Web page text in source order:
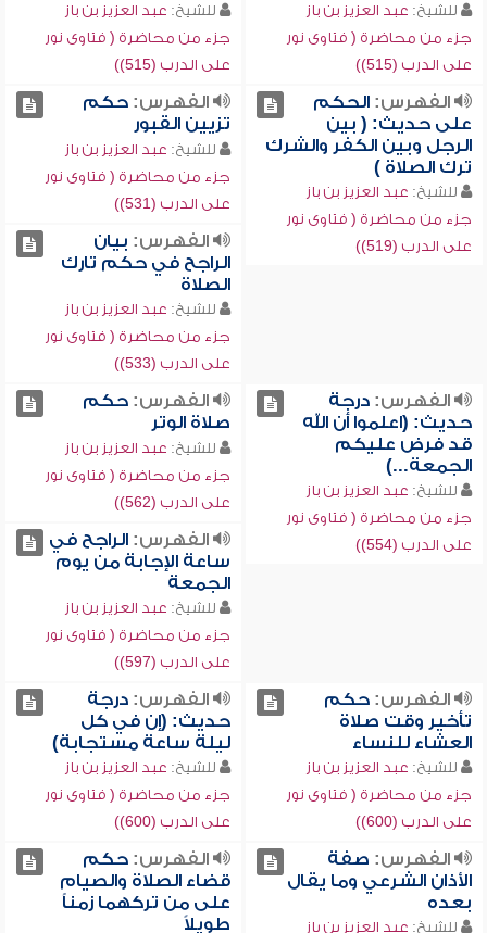
للشيخ: عبد العزيز بن باز
جزء من محاضرة ( فتاوى نور
على الدرب (515))
للشيخ: عبد العزيز بن باز
جزء من محاضرة ( فتاوى نور
على الدرب (515))
الفهرس:الحكم
على حديث: ( بين
الرجل وبين الكفر والشرك
ترك الصلاة )
للشيخ: عبد العزيز بن باز
جزء من محاضرة ( فتاوى نور
على الدرب (519))
الفهرس:حكم
تزيين القبور
للشيخ: عبد العزيز بن باز
جزء من محاضرة ( فتاوى نور
على الدرب (531))
الفهرس: بيان
الراجح في حكم تارك
الصلاة
للشيخ: عبد العزيز بن باز
جزء من محاضرة ( فتاوى نور
على الدرب (533))
الفهرس:درجة
حديث: (اعلموا أن الله
قد فرض عليكم
الجمعة...)
للشيخ: عبد العزيز بن باز
جزء من محاضرة ( فتاوى نور
على الدرب (554))
الفهرس:حكم
صلاة الوتر
للشيخ: عبد العزيز بن باز
جزء من محاضرة ( فتاوى نور
على الدرب (562))
الفهرس:الراجح في
ساعة الإجابة من يوم
الجمعة
للشيخ: عبد العزيز بن باز
جزء من محاضرة ( فتاوى نور
على الدرب (597))
الفهرس:حكم
تأخير وقت صلاة
العشاء للنساء
للشيخ: عبد العزيز بن باز
جزء من محاضرة ( فتاوى نور
على الدرب (600))
الفهرس:درجة
حديث: (إن في كل
ليلة ساعة مستجابة)
للشيخ: عبد العزيز بن باز
جزء من محاضرة ( فتاوى نور
على الدرب (600))
الفهرس: صفة
الأذان الشرعي وما يقال
بعده
للشيخ: عبد العزيز بن باز
الفهرس:حكم
قضاء الصلاة والصيام
على من تركهما زمناً
طويلاً